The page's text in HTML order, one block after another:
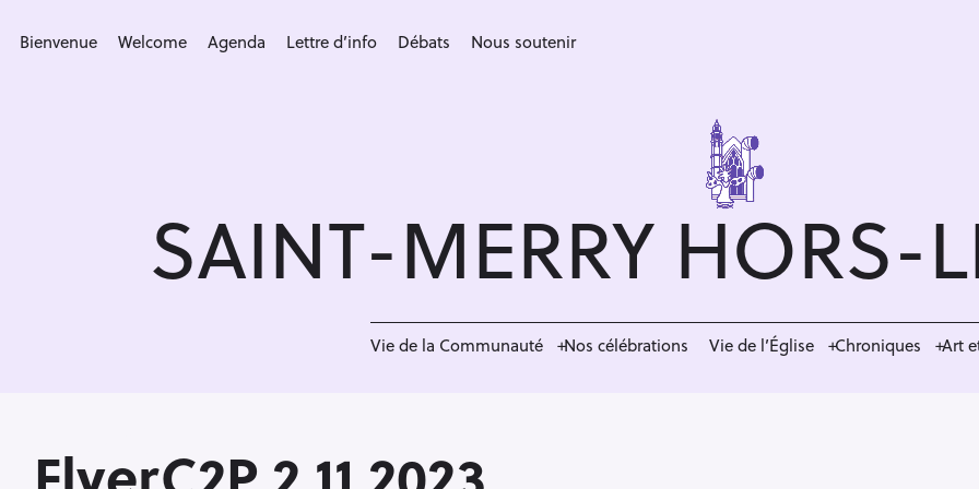
Bienvenue Welcome Agenda Lettre d’info Débats Nous soutenir
SAINT-MERRY HORS-
Vie de la Communauté Nos célébrations Vie de l’Église Chroniques Art